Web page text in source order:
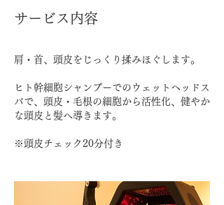
サービス内容
肩・首、頭皮をじっくり揉みほぐします。
ヒト幹細胞シャンプーでのウェットヘッドス
パで、頭皮・毛根の細胞から活性化、健やか
な頭皮と髪へ導きます。
※頭皮チェック20分付き